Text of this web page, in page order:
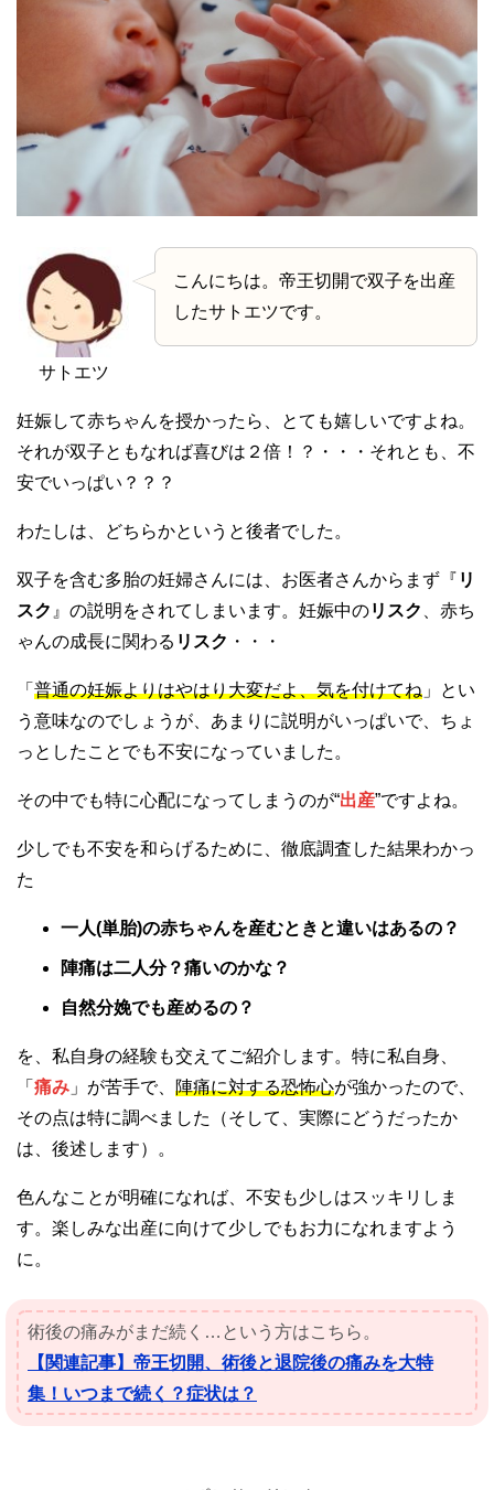
サトエツ
こんにちは。帝王切開で双子を出産
したサトエツです。
妊娠して赤ちゃんを授かったら、とても嬉しいですよね。
それが双子ともなれば喜びは２倍！？・・・それとも、不
安でいっぱい？？？
わたしは、どちらかというと後者でした。
双子を含む多胎の妊婦さんには、お医者さんからまず『 リ
スク 』の説明をされてしまいます。妊娠中のリスク
、赤ち
ゃんの成長に関わる リスク ・・・
「 普通の妊娠よりはやはり大変だよ、気を付けてね 」とい
う意味なのでしょうが、あまりに説明がいっぱいで、ちょ
っとしたことでも不安になっていました。
その中でも特に心配になってしまうのが“出産”ですよね。
少しでも不安を和らげるために、徹底調査した結果わかっ
た
一人(単胎)の赤ちゃんを産むときと違いはあるの？
陣痛は二人分？痛いのかな？
自然分娩でも産めるの？
を、私自身の経験も交えてご紹介します。特に私自身、
「 痛み 」が苦手で、 陣痛に対する恐怖心が強かったので、
その点は特に調べました（そして、実際にどうだったか
は、後述します）。
色んなことが明確になれば、不安も少しはスッキリしま
す。楽しみな出産に向けて少しでもお力になれますよう
に。
術後の痛みがまだ続く…という方はこちら。
【関連記事】帝王切開、術後と退院後の痛みを大特
集！いつまで続く？症状は？